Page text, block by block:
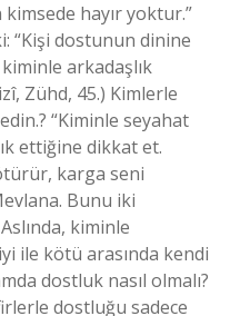
hayır yoktur.”
“Kişi dostunun dinine
arkadaşlık
Zühd, 45.) Kimlerle
“Kiminle seyahat
ettiğine dikkat et.
karga seni
Bunu iki
kiminle
ile kötü arasında kendi
dostluk nasıl olmalı?
dostluğu sadece